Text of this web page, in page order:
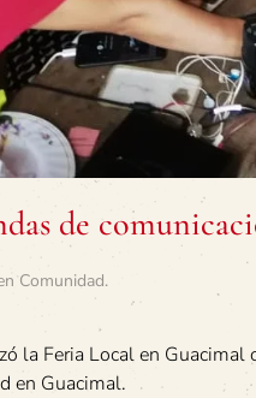
de
Comunidad.
la Feria Local en
en Guacimal.